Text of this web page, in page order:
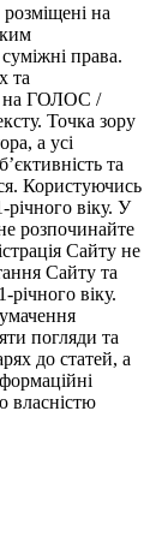
на
права.
та
на ГОЛОС /
Точка зору
а усі
та
Користуючись
віку. У
розпочинайте
Сайту не
Сайту та
річного віку.
погляди та
до статей, а
власністю